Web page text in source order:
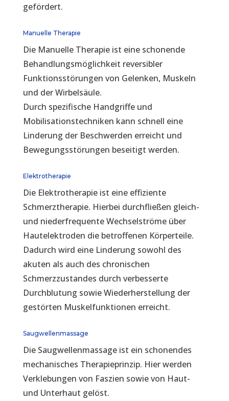
gefördert.
Manuelle Therapie
Die Manuelle Therapie ist eine schonende
Behandlungsmöglichkeit reversibler
Funktionsstörungen von Gelenken, Muskeln
und der Wirbelsäule.
Durch spezifische Handgriffe und
Mobilisationstechniken kann schnell eine
Linderung der Beschwerden erreicht und
Bewegungsstörungen beseitigt werden.
Elektrotherapie
Die Elektrotherapie ist eine effiziente
Schmerztherapie. Hierbei durchfließen gleich-
und niederfrequente Wechselströme über
Hautelektroden die betroffenen Körperteile.
Dadurch wird eine Linderung sowohl des
akuten als auch des chronischen
Schmerzzustandes durch verbesserte
Durchblutung sowie Wiederherstellung der
gestörten Muskelfunktionen erreicht.
Saugwellenmassage
Die Saugwellenmassage ist ein schonendes
mechanisches Therapieprinzip. Hier werden
Verklebungen von Faszien sowie von Haut-
und Unterhaut gelöst.